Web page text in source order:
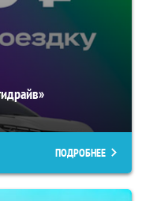
ПОДРОБНЕЕ